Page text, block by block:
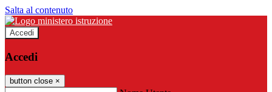
Salta al contenuto
Accedi
Accedi
button close ×